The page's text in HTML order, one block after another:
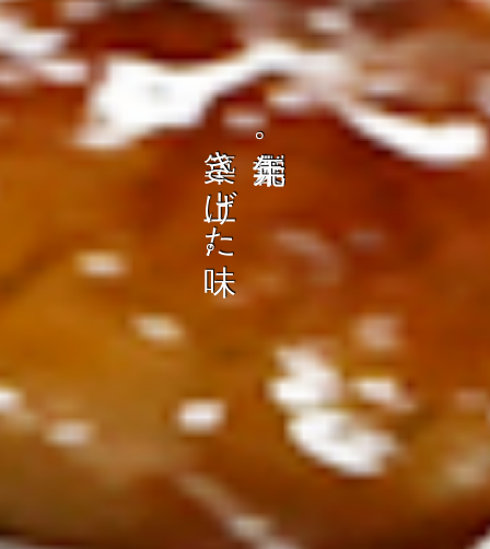
の
を
、
ト
コ
ト
ン
し
む